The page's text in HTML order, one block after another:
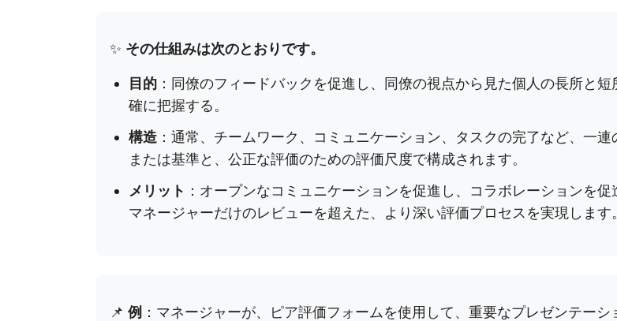
✨ その仕組みは次のとおりです。
目的 ：同僚のフィードバックを促進し、同僚の視点から見た個人の長所と短
確に把握する。
構造 ：通常、チームワーク、コミュニケーション、タスクの完了など、一連
または基準と、公正な評価のための評価尺度で構成されます。
メリット ：オープンなコミュニケーションを促進し、コラボレーションを促
マネージャーだけのレビューを超えた、より深い評価プロセスを実現します。
📌 例 ：マネージャーが、ピア評価フォームを使用して、重要なプレゼンテーシ